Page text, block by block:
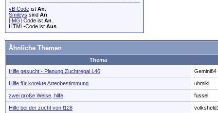
vB Code ist An
Smileys sind An
[IMG] Code ist An
HTML-Code ist Aus
Ähnliche Themen
Thema
Hilfe gesucht - Planung Zuchtregal L46
Gemini84
Hilfe für korekte Artenbestimmung uhmiki
zwei große Welse, hilfe fussel
Hilfe bei der zucht von l128